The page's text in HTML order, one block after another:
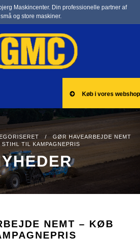
Maskincenter. Din professionelle partner af
små og store maskiner.
Køb i vores webshop
/ GØR HAVEARBEJDE NEMT
TIL KAMPAGNEPRIS
NEMT – KØB